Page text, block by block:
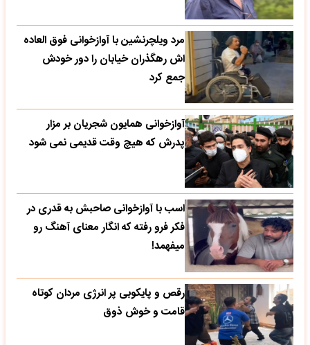
مرد ویلچرنشین با آوازخوانی فوق العاده
اش رهگذران خیابان را دور خودش
جمع کرد
آوازخوانی همایون شجریان بر مزار
پدرش که هیچ وقت قدیمی نمی شود
اسب با آوازخوانی صاحبش به قدری در
فکر فرو رفته که انگار معنای آهنگ رو
میفهمد!
رقص و پایکوبی پر انرژی مردان کوتاه
قامت و خوش ذوق